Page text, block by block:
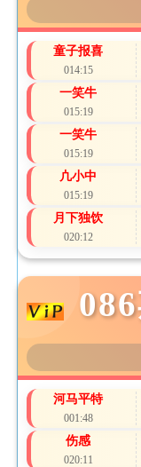
童子报喜
014:15
一笑牛
015:19
一笑牛
015:19
凣小中
015:19
月下独饮
020:12
河马平特
001:48
伤感
020:11